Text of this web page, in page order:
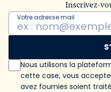
Inscrivez-
Votre adresse mail
Nous utilisons la
cette case, vous
avez fournies soient